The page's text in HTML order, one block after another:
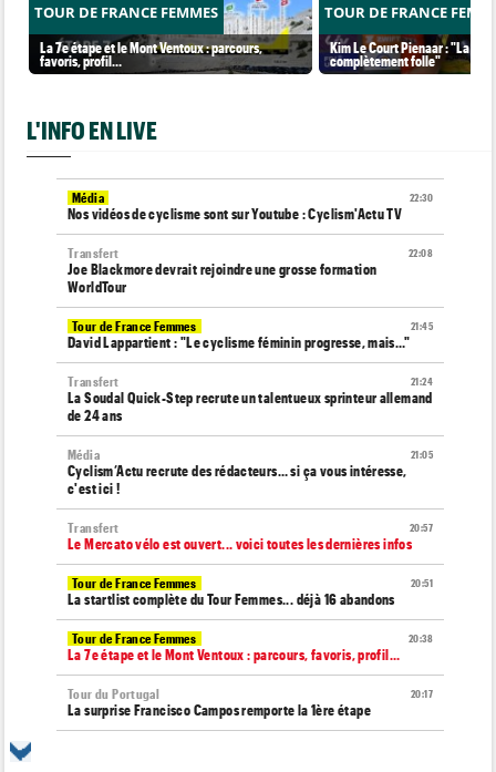
TOUR DE FRANCE FEMMES
La 7e étape et le Mont Ventoux : parcours,
favoris, profil…
TOUR DE FRANCE
Kim Le Court Pienaar : "La
complètement folle"
L'INFO EN LIVE
22:30
Média
Nos vidéos de cyclisme sont sur Youtube : Cyclism'Actu TV
22:08
Transfert
Joe Blackmore devrait rejoindre une grosse formation
WorldTour
21:45
Tour de France Femmes
David Lappartient : "Le cyclisme féminin progresse, mais…"
21:24
Transfert
La Soudal Quick-Step recrute un talentueux sprinteur allemand
de 24 ans
21:05
Média
Cyclism’Actu recrute des rédacteurs… si ça vous intéresse,
c'est ici !
20:57
Transfert
Le Mercato vélo est ouvert... voici toutes les dernières infos
20:51
Tour de France Femmes
La startlist complète du Tour Femmes... déjà 16 abandons
20:38
Tour de France Femmes
La 7e étape et le Mont Ventoux : parcours, favoris, profil…
20:17
Tour du Portugal
La surprise Francisco Campos remporte la 1ère étape